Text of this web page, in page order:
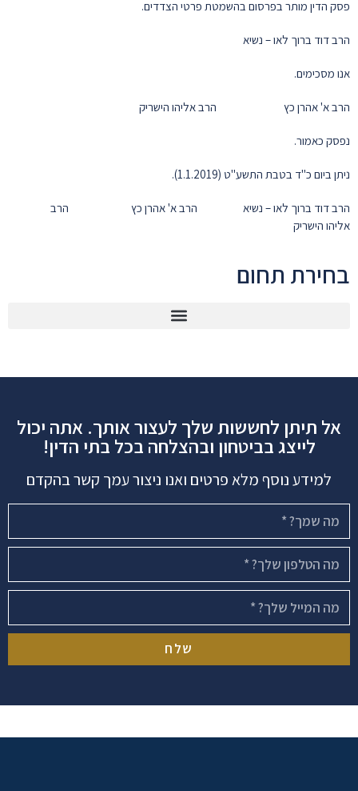
פסק הדין מותר בפרסום בהשמטת פרטי הצדדים.
הרב דוד ברוך לאו – נשיא
אנו מסכימים.
הרב א' אהרן כץ הרב אליהו הישריק
נפסק כאמור.
ניתן ביום כ"ד בטבת התשע"ט (1.1.2019).
הרב דוד ברוך לאו – נשיא הרב א' אהרן כץ הרב
אליהו הישריק
בחירת תחום
אל תיתן לחששות שלך לעצור אותך. אתה יכול
לייצג בביטחון ובהצלחה בכל בתי הדין!
למידע נוסף מלא פרטים ואנו ניצור עמך קשר בהקדם
שלח